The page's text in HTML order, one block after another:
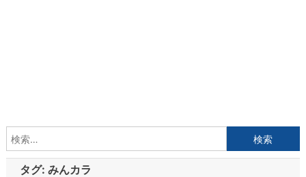
索:
タグ: みんカラ